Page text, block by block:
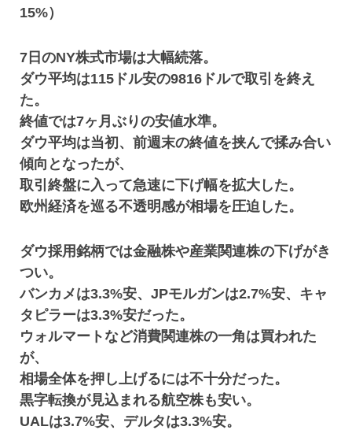
15%）
7日のNY株式市場は大幅続落。
ダウ平均は115ドル安の9816ドルで取引を終え
た。
終値では7ヶ月ぶりの安値水準。
ダウ平均は当初、前週末の終値を挟んで揉み合い
傾向となったが、
取引終盤に入って急速に下げ幅を拡大した。
欧州経済を巡る不透明感が相場を圧迫した。
ダウ採用銘柄では金融株や産業関連株の下げがき
つい。
バンカメは3.3%安、JPモルガンは2.7%安、キャ
タピラーは3.3%安だった。
ウォルマートなど消費関連株の一角は買われた
が、
相場全体を押し上げるには不十分だった。
黒字転換が見込まれる航空株も安い。
UALは3.7%安、デルタは3.3%安。